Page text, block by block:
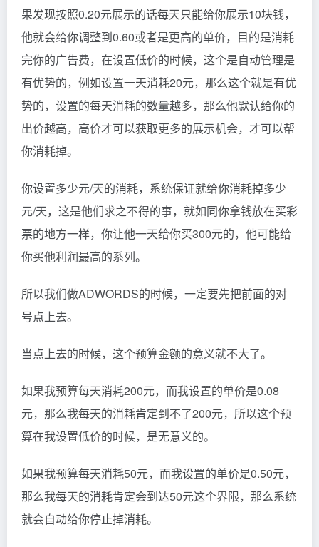
果发现按照0.20元展示的话每天只能给你展示10块钱，
他就会给你调整到0.60或者是更高的单价，目的是消耗
完你的广告费，在设置低价的时候，这个是自动管理是
有优势的，例如设置一天消耗20元，那么这个就是有优
势的，设置的每天消耗的数量越多，那么他默认给你的
出价越高，高价才可以获取更多的展示机会，才可以帮
你消耗掉。
你设置多少元/天的消耗，系统保证就给你消耗掉多少
元/天，这是他们求之不得的事，就如同你拿钱放在买彩
票的地方一样，你让他一天给你买300元的，他可能给
你买他利润最高的系列。
所以我们做ADWORDS的时候，一定要先把前面的对
号点上去。
当点上去的时候，这个预算金额的意义就不大了。
如果我预算每天消耗200元，而我设置的单价是0.08
元，那么我每天的消耗肯定到不了200元，所以这个预
算在我设置低价的时候，是无意义的。
如果我预算每天消耗50元，而我设置的单价是0.50元，
那么我每天的消耗肯定会到达50元这个界限，那么系统
就会自动给你停止掉消耗。